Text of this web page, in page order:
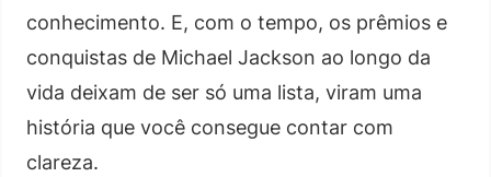
conhecimento. E, com o tempo, os prêmios e
conquistas de Michael Jackson ao longo da
vida deixam de ser só uma lista, viram uma
história que você consegue contar com
clareza.